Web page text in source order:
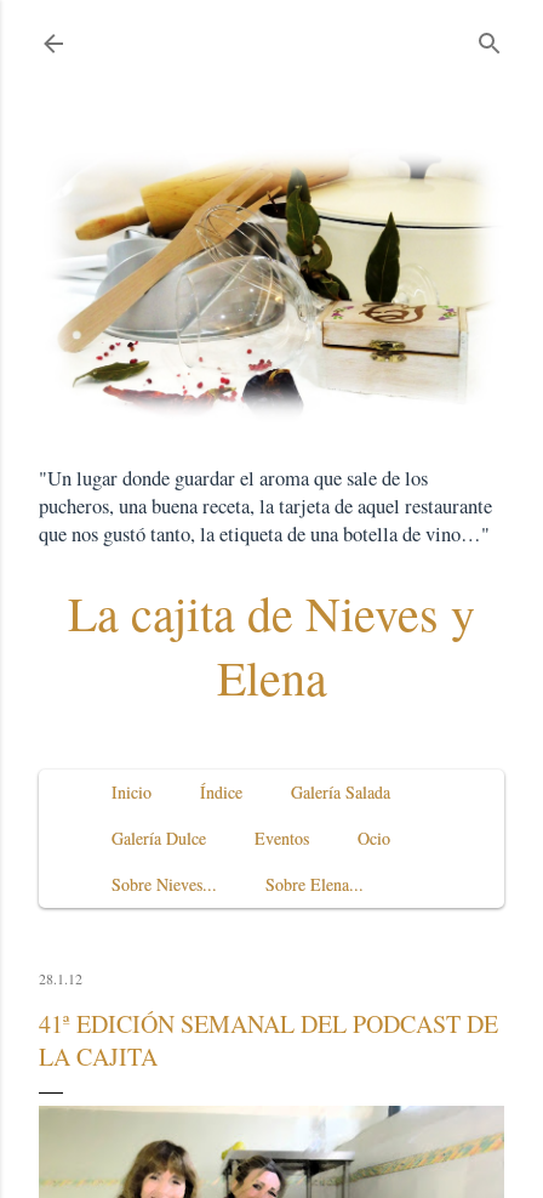
"Un lugar donde guardar el aroma que sale de los
pucheros, una buena receta, la tarjeta de aquel restaurante
que nos gustó tanto, la etiqueta de una botella de vino…"
La cajita de Nieves y
Elena
Inicio Índice
Galería Salada
Galería Dulce
Eventos
Ocio
Sobre Nieves...
Sobre Elena...
28.1.12
41ª EDICIÓN SEMANAL DEL PODCAST DE
LA CAJITA